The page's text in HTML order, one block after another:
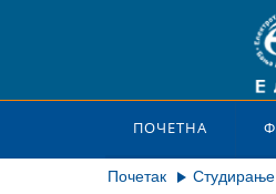
ПОЧЕТНА
Почетак Студирање